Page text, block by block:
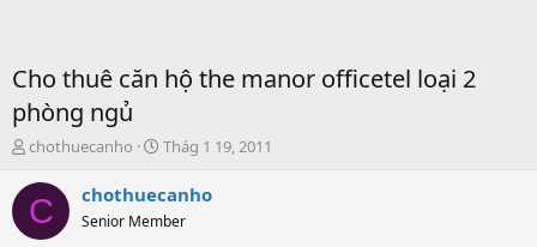
Cho thuê căn hộ the manor officetel loại 2
phòng ngủ
T
r
e
a
chothuecanho
S
a
r
t
Thág 1 19, 2011
C chothuecanho
Senior Member